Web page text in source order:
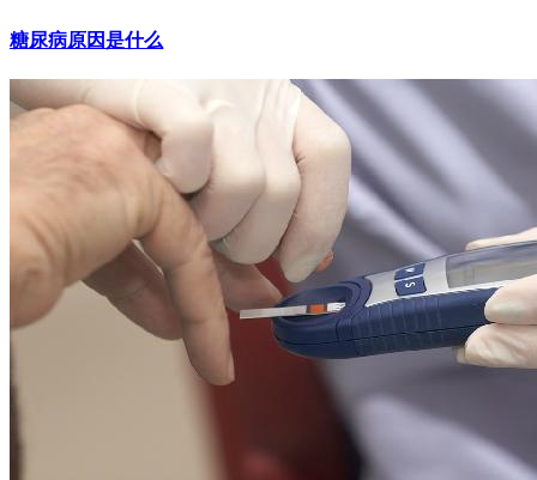
糖尿病原因是什么